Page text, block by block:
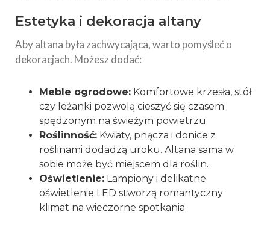
Estetyka i dekoracja altany
Aby altana była zachwycająca, warto pomyśleć o
dekoracjach. Możesz dodać:
Meble ogrodowe: Komfortowe krzesła, stół
czy leżanki pozwolą cieszyć się czasem
spędzonym na świeżym powietrzu.
Roślinność: Kwiaty, pnącza i donice z
roślinami dodadzą uroku. Altana sama w
sobie może być miejscem dla roślin.
Oświetlenie: Lampiony i delikatne
oświetlenie LED stworzą romantyczny
klimat na wieczorne spotkania.